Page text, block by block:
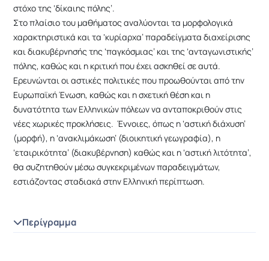
στόχο της ‘δίκαιης πόλης’.
Στο πλαίσιο του μαθήματος αναλύονται τα μορφολογικά
χαρακτηριστικά και τα ‘κυρίαρχα’ παραδείγματα διαχείρισης
και διακυβέρνησής της ‘παγκόσμιας’ και της ‘ανταγωνιστικής’
πόλης, καθώς και η κριτική που έχει ασκηθεί σε αυτά.
Ερευνώνται οι αστικές πολιτικές που προωθούνται από την
Ευρωπαϊκή Ένωση, καθώς και η σχετική θέση και η
δυνατότητα των Ελληνικών πόλεων να ανταποκριθούν στις
νέες χωρικές προκλήσεις. Έννοιες, όπως η ‘αστική διάχυση’
(μορφή), η ‘ανακλιμάκωση’ (διοικητική γεωγραφία), η
‘εταιρικότητα’ (διακυβέρνηση) καθώς και η ‘αστική λιτότητα’,
θα συζητηθούν μέσω συγκεκριμένων παραδειγμάτων,
εστιάζοντας σταδιακά στην Ελληνική περίπτωση.
Περίγραμμα